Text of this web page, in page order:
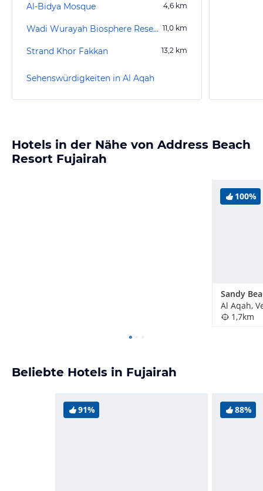
Al-Bidya Mosque 4,6 km
Wadi Wurayah Biosphere Reserve 11,0 km
Strand Khor Fakkan 13,2 km
Sehenswürdigkeiten in Al Aqah
Hotels in der Nähe von Address Beach
Resort Fujairah
100%
Sandy
1,7km
Beliebte Hotels in Fujairah
91% 88%